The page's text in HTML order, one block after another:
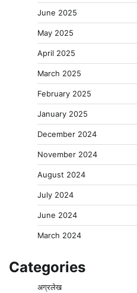
June 2025
May 2025
April 2025
March 2025
February 2025
January 2025
December 2024
November 2024
August 2024
July 2024
June 2024
March 2024
Categories
अग्रलेख